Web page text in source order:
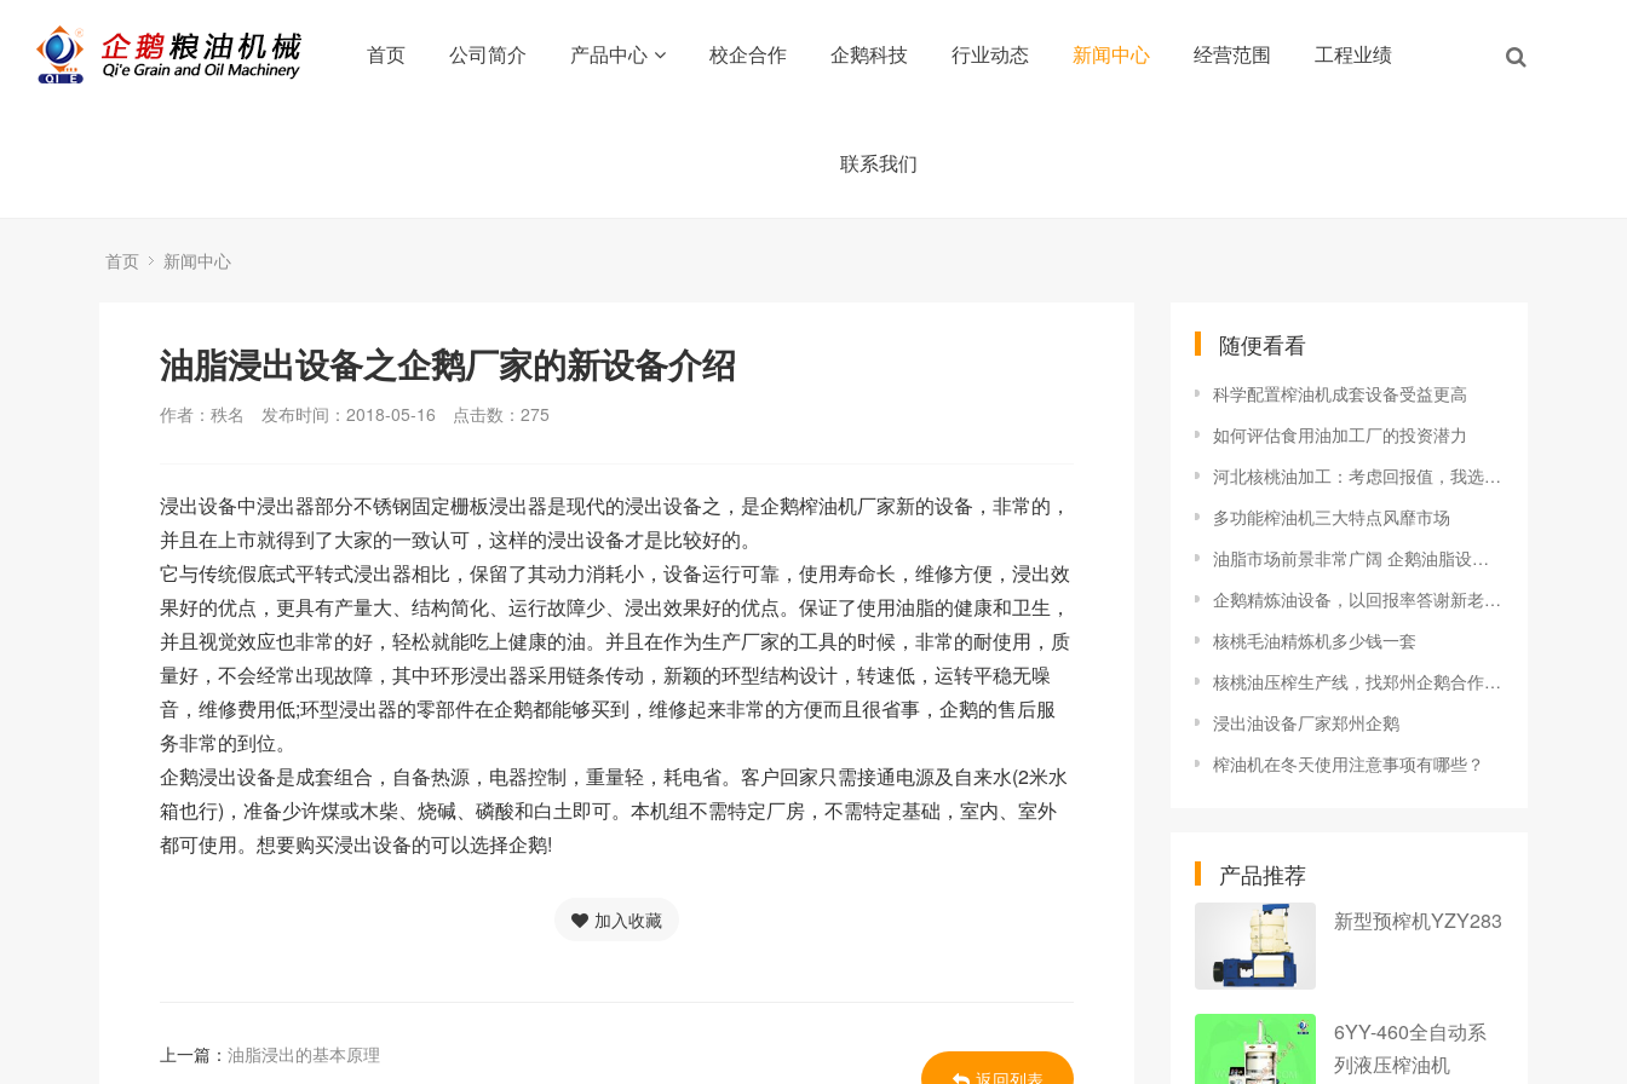
首页 公司简介 产品中心 校企合作 企鹅科技 行业动态 新闻中心 经营范围 工程业绩
联系我们
首页 新闻中心
油脂浸出设备之企鹅厂家的新设备介绍
作者：秩名 发布时间：2018-05-16 点击数： 275
浸出设备中浸出器部分不锈钢固定栅板浸出器是现代的浸出设备之，是企鹅榨油机厂家新的设备，非常的，
并且在上市就得到了大家的一致认可，这样的浸出设备才是比较好的。
它与传统假底式平转式浸出器相比，保留了其动力消耗小，设备运行可靠，使用寿命长，维修方便，浸出效
果好的优点，更具有产量大、结构简化、运行故障少、浸出效果好的优点。保证了使用油脂的健康和卫生，
并且视觉效应也非常的好，轻松就能吃上健康的油。并且在作为生产厂家的工具的时候，非常的耐使用，质
量好，不会经常出现故障，其中环形浸出器采用链条传动，新颖的环型结构设计，转速低，运转平稳无噪
音，维修费用低;环型浸出器的零部件在企鹅都能够买到，维修起来非常的方便而且很省事，企鹅的售后服
务非常的到位。
企鹅浸出设备是成套组合，自备热源，电器控制，重量轻，耗电省。客户回家只需接通电源及自来水(2米水
箱也行)，准备少许煤或木柴、烧碱、磷酸和白土即可。本机组不需特定厂房，不需特定基础，室内、室外
都可使用。想要购买浸出设备的可以选择企鹅!
加入收藏
上一篇： 油脂浸出的基本原理
返回列表
随便看看
科学配置榨油机成套设备受益更高
如何评估食用油加工厂的投资潜力
河北核桃油加工：考虑回报值，我选企鹅油脂机械
多功能榨油机三大特点风靡市场
油脂市场前景非常广阔 企鹅油脂设备生产厂家
企鹅精炼油设备，以回报率答谢新老客户
核桃毛油精炼机多少钱一套
核桃油压榨生产线，找郑州企鹅合作无悔
浸出油设备厂家郑州企鹅
榨油机在冬天使用注意事项有哪些？
产品推荐
新型预榨机YZY283
6YY-460全自动系
列液压榨油机